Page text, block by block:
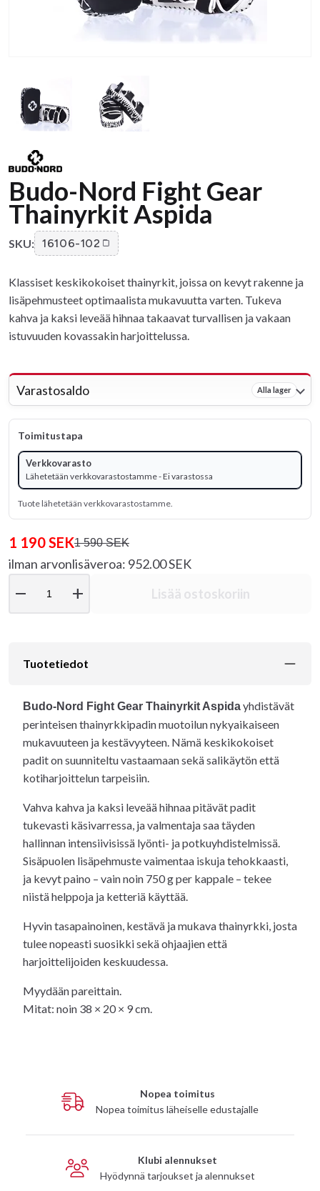
Budo-Nord Fight Gear
Thainyrkit Aspida
SKU: 16106-102
Klassiset keskikokoiset thainyrkit, joissa on kevyt rakenne ja
lisäpehmusteet optimaalista mukavuutta varten. Tukeva
kahva ja kaksi leveää hihnaa takaavat turvallisen ja vakaan
istuvuuden kovassakin harjoittelussa.
Varastosaldo Alla lager
Toimitustapa
Verkkovarasto
Lähetetään verkkovarastostamme - Ei varastossa
Tuote lähetetään verkkovarastostamme.
1 190 SEK1 590 SEK
ilman arvonlisäveroa: 952.00 SEK
remove add Lisää ostoskoriin
Tuotetiedot
Budo-Nord Fight Gear Thainyrkit Aspidayhdistävät
perinteisen thainyrkkipadin muotoilun nykyaikaiseen
mukavuuteen ja kestävyyteen. Nämä keskikokoiset
padit on suunniteltu vastaamaan sekä salikäytön että
kotiharjoittelun tarpeisiin.
Vahva kahva ja kaksi leveää hihnaa pitävät padit
tukevasti käsivarressa, ja valmentaja saa täyden
hallinnan intensiivisissä lyönti- ja potkuyhdistelmissä.
Sisäpuolen lisäpehmuste vaimentaa iskuja tehokkaasti,
ja kevyt paino – vain noin 750 g per kappale – tekee
niistä helppoja ja ketteriä käyttää.
Hyvin tasapainoinen, kestävä ja mukava thainyrkki, josta
tulee nopeasti suosikki sekä ohjaajien että
harjoittelijoiden keskuudessa.
Myydään pareittain.
Mitat: noin 38 × 20 × 9 cm.
Nopea toimitus
Nopea toimitus läheiselle edustajalle
Klubi alennukset
Hyödynnä tarjoukset ja alennukset